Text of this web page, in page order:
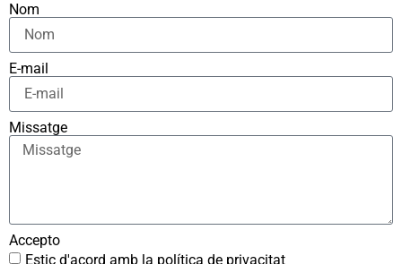
Nom
E-mail
Missatge
Accepto
Estic d'acord amb la política de privacitat